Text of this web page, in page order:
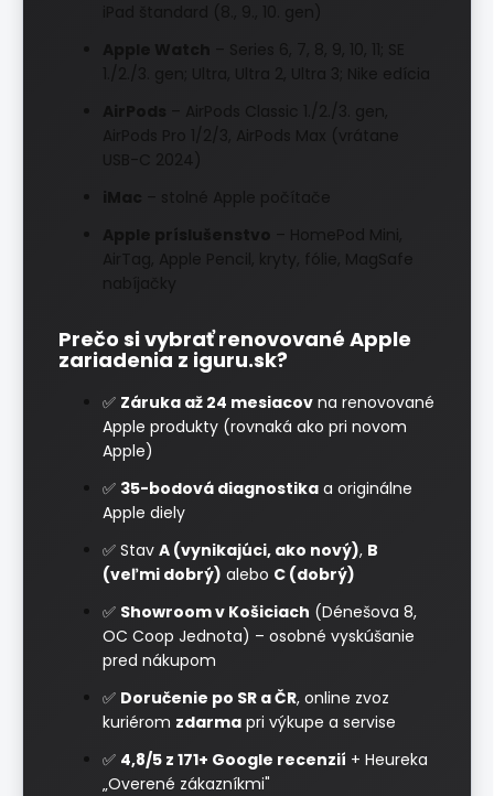
– Series 6, 7, 8, 9, 10, 11; SE
1./2./3. gen; Ultra, Ultra 2, Ultra 3; Nike edícia
– AirPods Classic 1./2./3. gen,
AirPods Pro 1/2/3, AirPods Max (vrátane
USB-C 2024)
iMac – stolné Apple počítače
Apple príslušenstvo – HomePod Mini,
AirTag, Apple Pencil, kryty, fólie, MagSafe
nabíjačky
Prečo si vybrať renovované Apple
zariadenia z iguru.sk?
✅ Záruka až 24 mesiacov na renovované
Apple produkty (rovnaká ako pri novom
Apple)
✅ 35-bodová diagnostika a originálne
Apple diely
✅ Stav A (vynikajúci, ako nový), B
(veľmi dobrý) alebo C (dobrý)
✅ Showroom v Košiciach (Dénešova 8,
OC Coop Jednota) – osobné vyskúšanie
pred nákupom
✅ Doručenie po SR a ČR, online zvoz
kuriérom zdarma pri výkupe a servise
✅ 4,8/5 z 171+ Google recenzií + Heureka
„Overené zákazníkmi"